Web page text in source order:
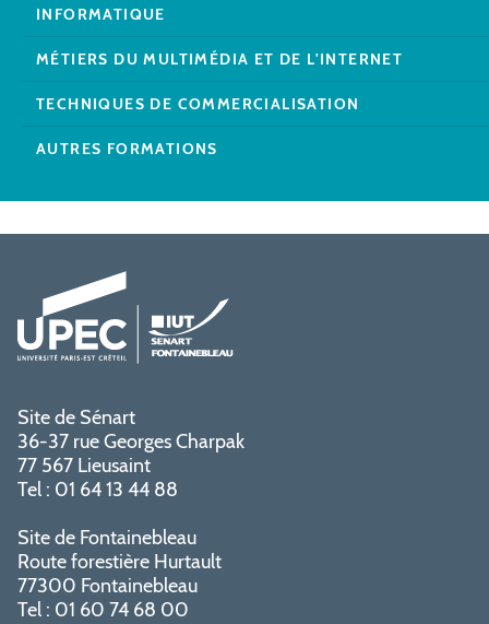
INFORMATIQUE
MÉTIERS DU MULTIMÉDIA ET DE L'INTERNET
TECHNIQUES DE COMMERCIALISATION
AUTRES FORMATIONS
Site de Sénart
36-37 rue Georges Charpak
77 567 Lieusaint
Tel : 01 64 13 44 88
Site de Fontainebleau
Route forestière Hurtault
77300 Fontainebleau
Tel : 01 60 74 68 00